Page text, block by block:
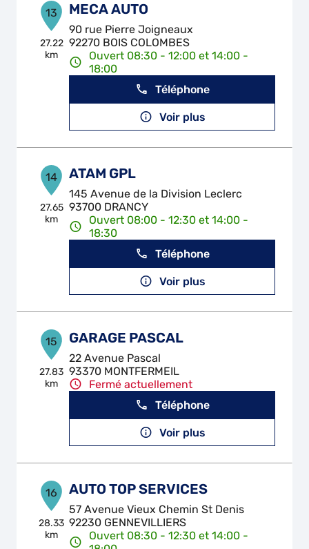
13
27.22
km
MECA AUTO
90 rue Pierre Joigneaux
92270 BOIS COLOMBES
Ouvert 08:30 - 12:00 et 14:00 -
18:00
Téléphone
Voir plus
14
27.65
km
ATAM GPL
145 Avenue de la Division Leclerc
93700 DRANCY
Ouvert 08:00 - 12:30 et 14:00 -
18:30
Téléphone
Voir plus
15
27.83
km
GARAGE PASCAL
22 Avenue Pascal
93370 MONTFERMEIL
Fermé actuellement
Téléphone
Voir plus
16
28.33
km
AUTO TOP SERVICES
57 Avenue Vieux Chemin St Denis
92230 GENNEVILLIERS
Ouvert 08:30 - 12:30 et 14:00 -